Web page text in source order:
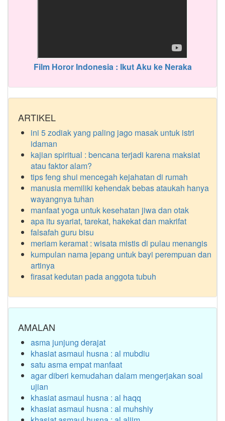
Film Horor Indonesia : Ikut Aku ke Neraka
ARTIKEL
ini 5 zodiak yang paling jago masak untuk istri
idaman
kajian spiritual : bencana terjadi karena maksiat
atau faktor alam?
tips feng shui mencegah kejahatan di rumah
manusia memiliki kehendak bebas ataukah hanya
wayangnya tuhan
manfaat yoga untuk kesehatan jiwa dan otak
apa itu syariat, tarekat, hakekat dan makrifat
falsafah guru bisu
meriam keramat : wisata mistis di pulau menangis
kumpulan nama jepang untuk bayi perempuan dan
artinya
firasat kedutan pada anggota tubuh
AMALAN
asma junjung derajat
khasiat asmaul husna : al mubdiu
satu asma empat manfaat
agar diberi kemudahan dalam mengerjakan soal
ujian
khasiat asmaul husna : al haqq
khasiat asmaul husna : al muhshiy